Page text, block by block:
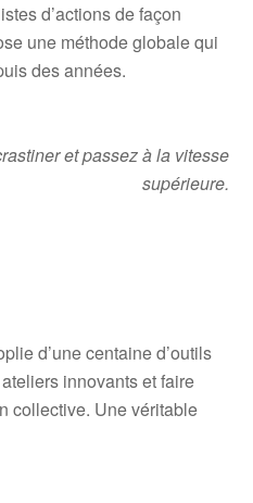
d’actions de façon
une méthode globale qui
des années.
et passez à la vitesse
supérieure.
d’une centaine d’outils
innovants et faire
collective. Une véritable